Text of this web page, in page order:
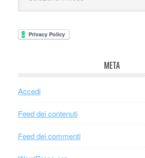
META
Accedi
Feed dei contenuti
Feed dei commenti